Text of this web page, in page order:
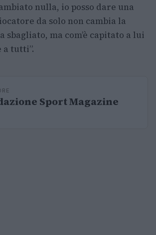
nulla, io posso dare una
da solo non cambia la
sbagliato, ma com’è capitato a lui
a tutti”.
Sport Magazine